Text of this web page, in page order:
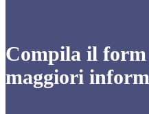
Compila il form
maggiori